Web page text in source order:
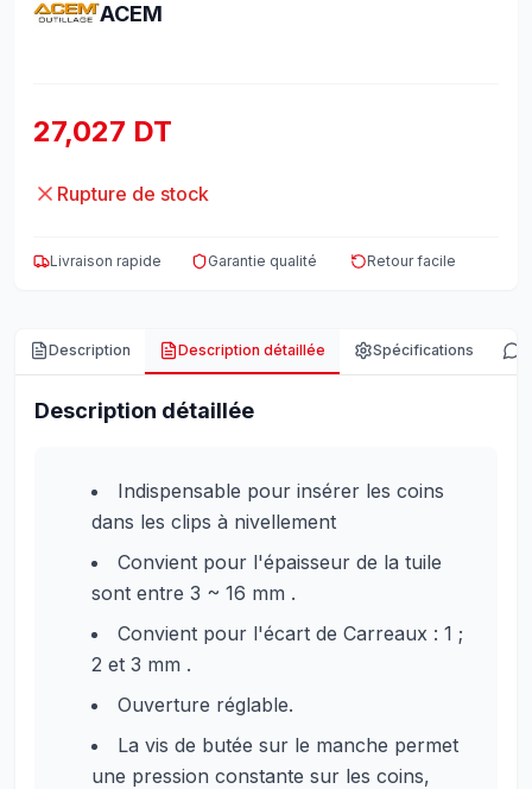
ACEM
27,027 DT
Rupture de stock
Livraison rapide Garantie qualité Retour facile
Description Description détaillée Spécifications
Description détaillée
Indispensable pour insérer les coins
dans les clips à nivellement
Convient pour l'épaisseur de la tuile
sont entre 3 ~ 16 mm .
Convient pour l'écart de Carreaux : 1 ;
2 et 3 mm .
Ouverture réglable.
La vis de butée sur le manche permet
une pression constante sur les coins,